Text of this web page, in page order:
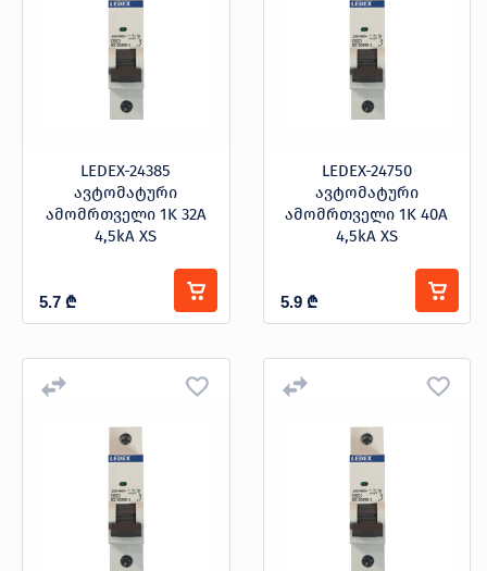
LEDEX-24385
ავტომატური
ამომრთველი 1K 32A
4,5kA XS
5.7 ₾
LEDEX-24750
ავტომატური
ამომრთველი 1K 40A
4,5kA XS
5.9 ₾